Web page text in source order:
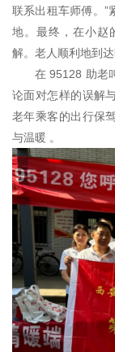
联系出租车师傅。”
地。最终，在小赵
解。老人顺利地到达
在 95128 助老
论面对怎样的误解
老年乘客的出行保
与温暖 。